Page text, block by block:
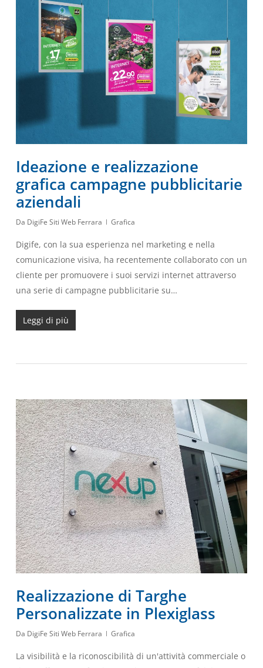
Ideazione e realizzazione
grafica campagne pubblicitarie
aziendali
Da DigiFe Siti Web Ferrara Grafica
Digife, con la sua esperienza nel marketing e nella
comunicazione visiva, ha recentemente collaborato con un
cliente per promuovere i suoi servizi internet attraverso
una serie di campagne pubblicitarie su…
Leggi di più
Realizzazione di Targhe
Personalizzate in Plexiglass
Da DigiFe Siti Web Ferrara Grafica
La visibilità e la riconoscibilità di un'attività commerciale o